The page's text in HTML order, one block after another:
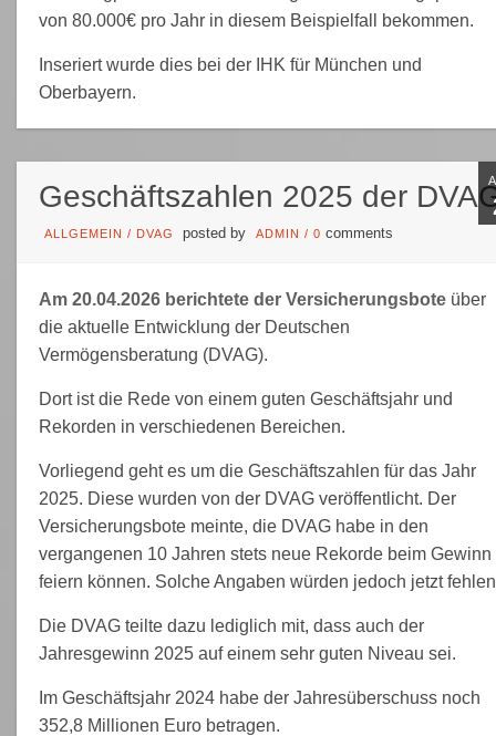
von 80.000€ pro Jahr in diesem Beispielfall bekommen.
Inseriert wurde dies bei der IHK für München und
Oberbayern.
Geschäftszahlen 2025 der
ALLGEMEIN / DVAG posted by ADMIN / 0 comments
Am 20.04.2026 berichtete der Versicherungsboteüber
die aktuelle Entwicklung der Deutschen
Vermögensberatung (DVAG).
Dort ist die Rede von einem guten Geschäftsjahr und
Rekorden in verschiedenen Bereichen.
Vorliegend geht es um die Geschäftszahlen für das Jahr
2025. Diese wurden von der DVAG veröffentlicht. Der
Versicherungsbote meinte, die DVAG habe in den
vergangenen 10 Jahren stets neue Rekorde beim Gewinn
feiern können. Solche Angaben würden jedoch jetzt
Die DVAG teilte dazu lediglich mit, dass auch der
Jahresgewinn 2025 auf einem sehr guten Niveau sei.
Im Geschäftsjahr 2024 habe der Jahresüberschuss noch
352,8 Millionen Euro betragen.